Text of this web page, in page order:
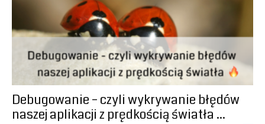
Kuchni
–
Debugowanie – czyli wykrywanie błędów
naszej aplikacji z prędkością światła ...